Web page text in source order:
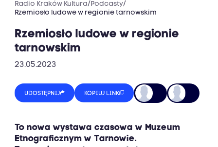
Radio Kraków Kultura/Podcasty/
Rzemiosło ludowe w regionie tarnowskim
Rzemiosło ludowe w regionie
tarnowskim
23.05.2023
UDOSTĘPNIJ KOPIUJ LINK
To nowa wystawa czasowa w Muzeum
Etnograficznym w Tarnowie.